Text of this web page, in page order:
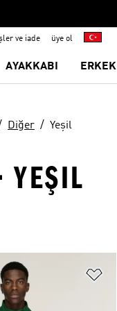
ve iade üye ol
AYAKKABI ERKEK
Diğer Yeşil
YEŞIL